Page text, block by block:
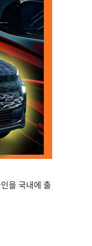
을 국내에 출